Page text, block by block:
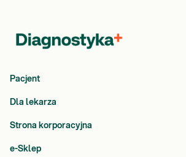
Pacjent
Dla lekarza
Strona korporacyjna
e-Sklep